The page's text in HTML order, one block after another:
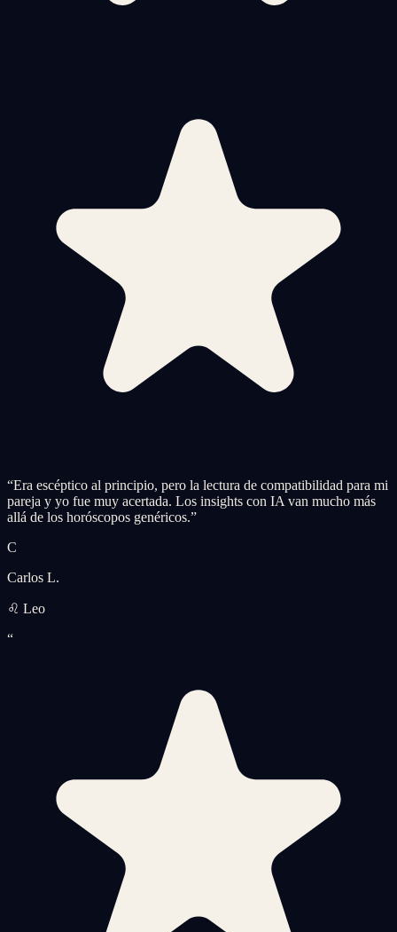
“Era escéptico al principio, pero la lectura de compatibilidad para mi
pareja y yo fue muy acertada. Los insights con IA van mucho más
allá de los horóscopos genéricos.”
C
Carlos L.
♌ Leo
“